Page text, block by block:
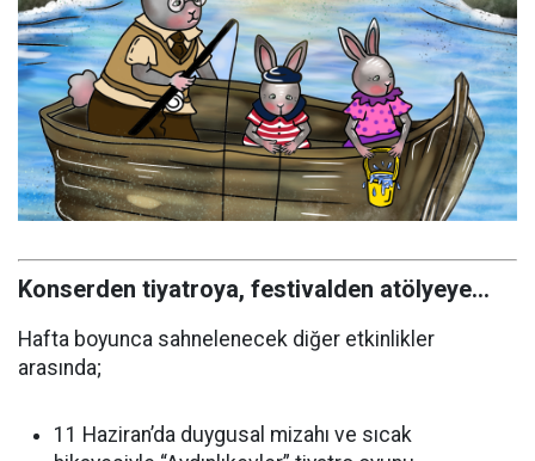
Konserden tiyatroya, festivalden atölyeye...
Hafta boyunca sahnelenecek diğer etkinlikler
arasında;
11 Haziran’da duygusal mizahı ve sıcak